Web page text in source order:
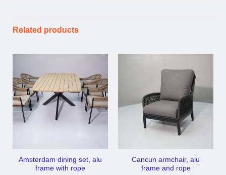
Related products
Amsterdam dining set, alu
frame with rope
Cancun armchair, alu
frame and rope